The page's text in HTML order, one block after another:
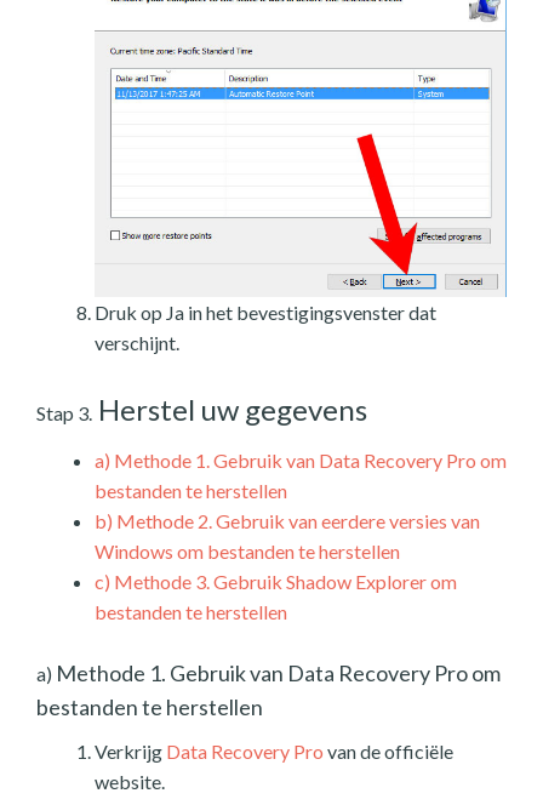
Druk op Ja in het bevestigingsvenster dat
verschijnt.
Stap 3. Herstel uw gegevens
a) Methode 1. Gebruik van Data Recovery Pro om
bestanden te herstellen
b) Methode 2. Gebruik van eerdere versies van
Windows om bestanden te herstellen
c) Methode 3. Gebruik Shadow Explorer om
bestanden te herstellen
a) Methode 1. Gebruik van Data Recovery Pro om
bestanden te herstellen
Verkrijg Data Recovery Pro van de officiële
website.